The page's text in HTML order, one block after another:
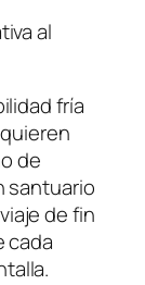
al
fría
de
santuario
de fin
cada